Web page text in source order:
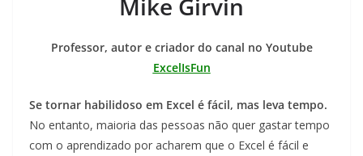
Mike Girvin
Professor, autor e criador do canal no Youtube
ExcelIsFun
Se tornar habilidoso em Excel é fácil, mas leva tempo.
No entanto, maioria das pessoas não quer gastar tempo
com o aprendizado por acharem que o Excel é fácil e